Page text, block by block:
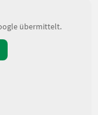
übermittelt.